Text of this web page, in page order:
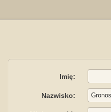
Imię:
Nazwisko: